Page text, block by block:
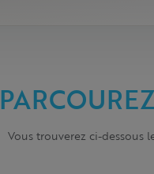
Vous trouverez ci-dessous